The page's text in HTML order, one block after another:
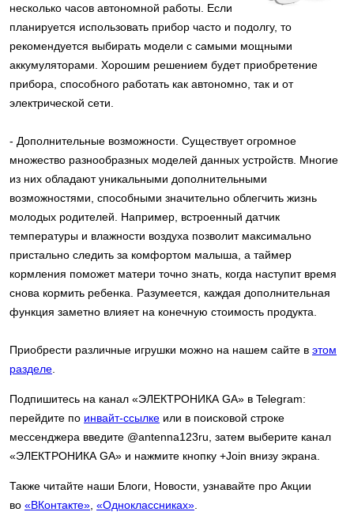
несколько часов автономной работы. Если
планируется использовать прибор часто и подолгу, то
рекомендуется выбирать модели с самыми мощными
аккумуляторами. Хорошим решением будет приобретение
прибора, способного работать как автономно, так и от
электрической сети.
- Дополнительные возможности. Существует огромное
множество разнообразных моделей данных устройств. Многие
из них обладают уникальными дополнительными
возможностями, способными значительно облегчить жизнь
молодых родителей. Например, встроенный датчик
температуры и влажности воздуха позволит максимально
пристально следить за комфортом малыша, а таймер
кормления поможет матери точно знать, когда наступит время
снова кормить ребенка. Разумеется, каждая дополнительная
функция заметно влияет на конечную стоимость продукта.
Приобрести различные игрушки можно на нашем сайте в этом
разделе
Подпишитесь на канал «ЭЛЕКТРОНИКА GA» в Telegram:
перейдите по инвайт-ссылке или в поисковой строке
мессенджера введите @antenna123ru, затем выберите канал
«ЭЛЕКТРОНИКА GA» и нажмите кнопку +Join внизу экрана.
Также читайте наши Блоги, Новости, узнавайте про Акции
во «ВКонтакте» «Одноклассниках»